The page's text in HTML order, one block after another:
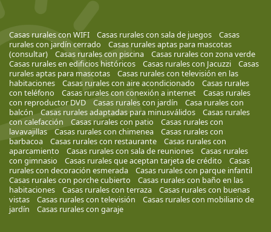
Casas rurales con WIFI Casas rurales con sala de juegos
Casas
rurales con jardín cerrado
Casas rurales aptas para mascotas
(consultar)
Casas rurales con piscina
Casas rurales con zona verde
Casas rurales en edificios históricos
Casas rurales con Jacuzzi
Casas
rurales aptas para mascotas
Casas rurales con televisión en las
habitaciones
Casas rurales con aire acondicionado
Casas rurales
con teléfono
Casas rurales con conexión a internet
Casas rurales
con reproductor DVD
Casas rurales con jardín
Casa rurales con
balcón
Casas rurales adaptadas para minusválidos
Casas rurales
con calefacción
Casas rurales con patio
Casas rurales con
lavavajillas
Casas rurales con chimenea
Casas rurales con
barbacoa
Casas rurales con restaurante
Casas rurales con
aparcamiento
Casas rurales con sala de reuniones
Casas rurales
con gimnasio
Casas rurales que aceptan tarjeta de crédito
Casas
rurales con decoración esmerada
Casas rurales con parque infantil
Casas rurales con porche cubierto
Casas rurales con baño en las
habitaciones
Casas rurales con terraza
Casas rurales con buenas
vistas
Casas rurales con televisión
Casas rurales con mobiliario de
jardín
Casas rurales con garaje